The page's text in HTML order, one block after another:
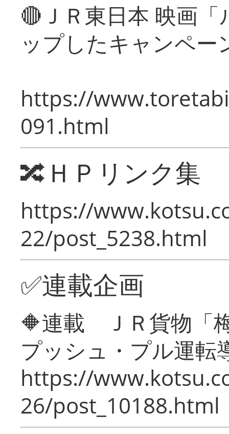
🔴ＪＲ東日本 映画
ップしたキャンペー
https://
091.html
🔀ＨＰリンク集
https://
22/post_5238.html
✅連載企画
🔶連載 ＪＲ貨物「
プッシュ・プル運転
https://
26/post_10188.html